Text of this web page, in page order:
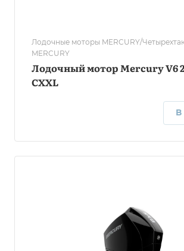
Лодочные моторы MERCURY/
MERCURY
Лодочный мотор Mercury V6
СXXL
В